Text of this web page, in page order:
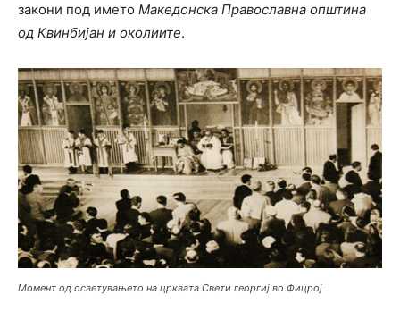
закони под името Македонска Православна општина
од Квинбијан и околиите.
Момент од осветувањето на црквата Свети георгиј во Фицрој